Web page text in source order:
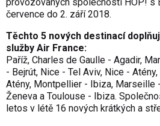
července do 2. září 2018.
Těchto 5 nových destinací
služby Air France:
Paříž, Charles de Gaulle - Agadir,
- Bejrút, Nice - Tel Aviv, Nice -
Atény, Montpellier - Ibiza, Marseille
Ženeva a Toulouse - Ibiza.
letos v létě 16 nových krátkých a